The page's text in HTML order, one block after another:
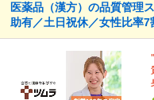
医薬品（漢方）の品質管理
助有／土日祝休／女性比率